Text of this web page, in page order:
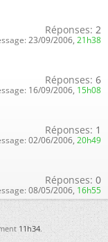
Réponses: 2
23/09/2006, 21h38
Réponses: 6
16/09/2006, 15h08
Réponses: 1
02/06/2006, 20h49
Réponses: 0
08/05/2006, 16h55
11h34.